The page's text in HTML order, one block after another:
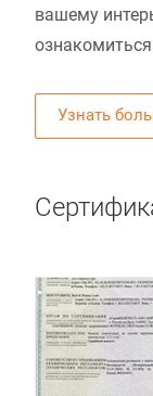
вашему
Узнать